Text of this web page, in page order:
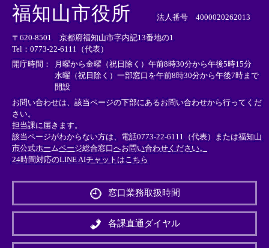
外
部
リ
ン
ク
＞
外
リ
ン
ク
＞
外
部
ン
ク
＞
福知山市役所 法人番号 4000020262013
〒620-8501 京都府福知山市字内記13番地の1
Tel：0773-22-6111（代表）
開庁時間：
月曜から金曜（祝日除く）午前8時30分から午後5時15分
水曜（祝日除く）一部窓口を午前8時30分から午後7時まで
開設
お問い合わせは、該当ページの下部にあるお問い合わせから行ってくだ
さい。
担当課に届きます。
該当ページがわからない方は、電話0773-22-6111（代表）または福知山
市公式ホームページ総合窓口へお問い合わせください。
24時間対応のLINE AIチャットはこちら
外
リ
ン
＞
窓口業務取扱時間
各課直通ダイヤル